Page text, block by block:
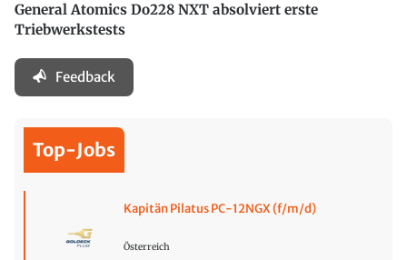
General Atomics Do228 NXT absolviert erste
Triebwerkstests
Feedback
Top-Jobs
Kapitän Pilatus PC-12NGX (f/m/d)
Österreich